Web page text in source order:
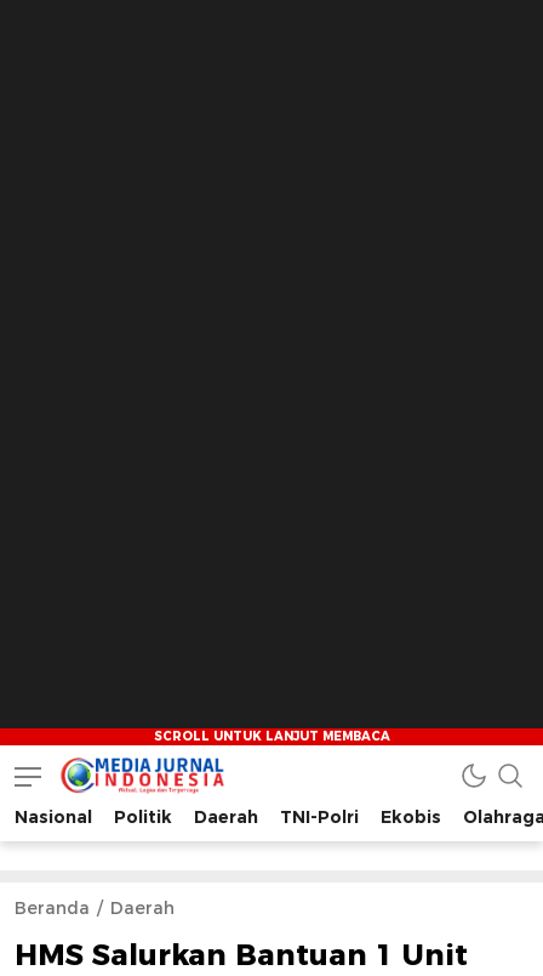
Media Jurnal Indonesia
Bersama Membangun Indonesia
Nasional Politik Daerah TNI-Polri Ekobis
Beranda Daerah
HMS Salurkan Bantuan 1 Unit